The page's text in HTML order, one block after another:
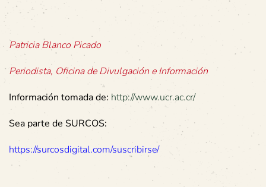
Patricia Blanco Picado
Periodista, Oficina de Divulgación e Información
Información tomada de: http://www.ucr.ac.cr/
Sea parte de SURCOS:
https://surcosdigital.com/suscribirse/